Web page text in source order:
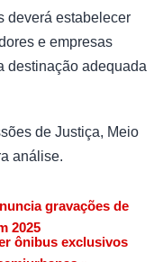
deverá estabelecer
e empresas
destinação adequada
de Justiça, Meio
análise.
gravações de
2025
ônibus exclusivos